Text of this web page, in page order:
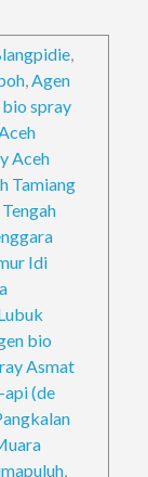
,
,Agen
spray
Aceh
Tamiang
Idi
bio
Asmat
api (de
,